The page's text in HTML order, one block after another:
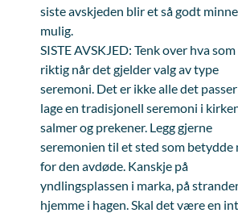
siste avskjeden blir et så godt
mulig.
SISTE AVSKJED: Tenk over hva
riktig når det gjelder valg av type
seremoni. Det er ikke alle det
lage en tradisjonell seremoni i
salmer og prekener. Legg gjerne
seremonien til et sted som betydde
for den avdøde. Kanskje på
yndlingsplassen i marka, på
hjemme i hagen. Skal det være en